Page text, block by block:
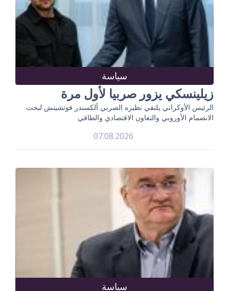
سياسة
زيلينسكي يزور صربيا لأول مرة
الرئيس الأوكراني يلتقي نظيره الصربي ألكسندر فوتشيتش لبحث
الانضمام الأوروبي والتعاون الاقتصادي والطاقي
07.08.2026
سياسة